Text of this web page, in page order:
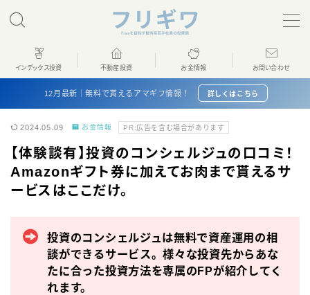
ホーム
インデックス投資
不動産投資
プロフィール
お問い合わせ
インデックス投資 不動産投資 お金情報 お問い合わせ
12月最新｜無料で貰えるアマギフ情報！ 詳しくはこちら
2024.05.09 お金情報 PR:広告を含む場合があります
【体験談有】投資のコンシェルジュの口コミ！
Amazonギフト券に加えてお肉まで貰えるサ
ービスはここだけ。
投資のコンシェルジュは無料で資産運用の相
談ができるサービス。様々な投資先からあな
たに合った投資方法を専属のFPが紹介してく
れます。